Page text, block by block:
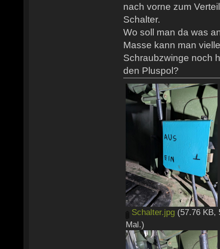
nach vorne zum
Schalter.
Wo soll man da was
Masse kann man
Schraubzwinge noch
den Pluspol?
Schalter.jpg (57.76 KB,
Mal.)